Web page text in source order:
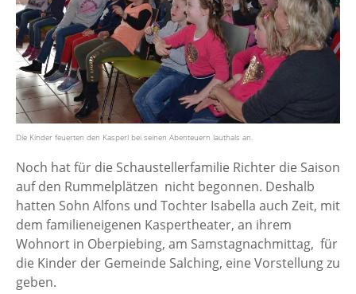
Die Kinder feuerten den Kasperl bei seinen Abenteuern lauthals an.
Noch hat für die Schaustellerfamilie Richter die Saison
auf den Rummelplätzen nicht begonnen. Deshalb
hatten Sohn Alfons und Tochter Isabella auch Zeit, mit
dem familieneigenen Kaspertheater, an ihrem
Wohnort in Oberpiebing, am Samstagnachmittag, für
die Kinder der Gemeinde Salching, eine Vorstellung zu
geben.